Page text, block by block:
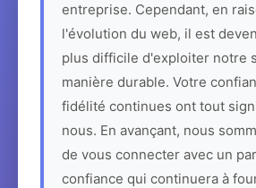
entreprise. Cependant, en
l'évolution du web, il est
plus difficile d'exploiter notre
manière durable. Votre
fidélité continues ont tout
nous. En avançant, nous
de vous connecter avec un
confiance qui continuera à